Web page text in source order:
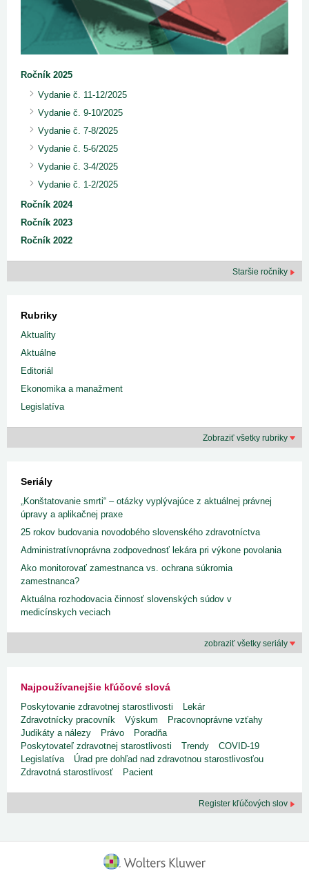
Ročník 2025
Vydanie č. 11-12/2025
Vydanie č. 9-10/2025
Vydanie č. 7-8/2025
Vydanie č. 5-6/2025
Vydanie č. 3-4/2025
Vydanie č. 1-2/2025
Ročník 2024
Ročník 2023
Ročník 2022
Staršie ročníky
Rubriky
Aktuality
Aktuálne
Editoriál
Ekonomika a manažment
Legislatíva
Zobraziť všetky rubriky
Seriály
„Konštatovanie smrti“ – otázky vyplývajúce z aktuálnej právnej
úpravy a aplikačnej praxe
25 rokov budovania novodobého slovenského zdravotníctva
Administratívnoprávna zodpovednosť lekára pri výkone povolania
Ako monitorovať zamestnanca vs. ochrana súkromia
zamestnanca?
Aktuálna rozhodovacia činnosť slovenských súdov v
medicínskych veciach
zobraziť všetky seriály
Najpoužívanejšie kľúčové slová
Poskytovanie zdravotnej starostlivosti
Lekár
Zdravotnícky pracovník
Výskum
Pracovnoprávne vzťahy
Judikáty a nálezy
Právo
Poradňa
Poskytovateľ zdravotnej starostlivosti
Trendy
COVID-19
Legislatíva
Úrad pre dohľad nad zdravotnou starostlivosťou
Zdravotná starostlivosť
Pacient
Register kľúčových slov